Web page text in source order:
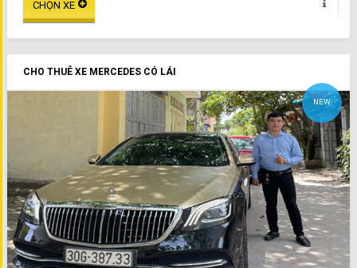
CHO THUÊ XE MERCEDES CÓ LÁI
NEW